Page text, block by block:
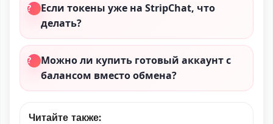
Если токены уже на StripChat, что
делать?
Можно ли купить готовый аккаунт с
балансом вместо обмена?
Читайте также: